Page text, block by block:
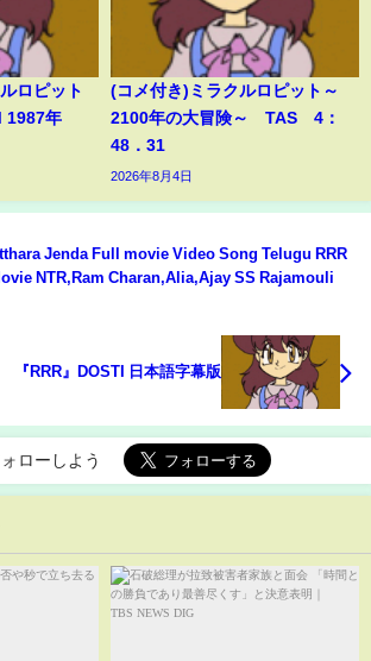
ロピット
1987年
(コメ付き)ミラクルロピット～
2100年の大冒険～ TAS 4：
48．31
2026年8月4日
Jenda Full movie Video Song Telugu RRR
NTR,Ram Charan,Alia,Ajay SS Rajamouli
『RRR』DOSTI 日本語字幕版
ローしよう